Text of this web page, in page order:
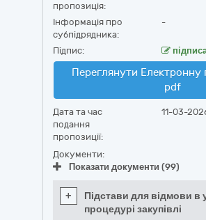
пропозиція:
Інформація про
субпідрядника:
-
Підпис:
Переглянути Електронну
pdf
Дата та час
подання
пропозиції:
11-03-
Документи:
Показати документи (99)
+
Підстави для відмови в
процедурі закупівлі